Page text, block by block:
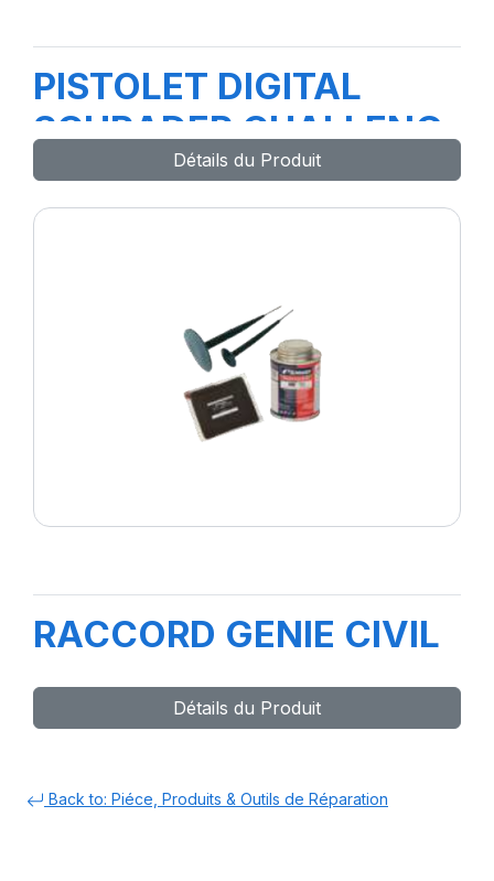
PISTOLET DIGITAL
SCHRADER CHALLENG
Détails du Produit
RACCORD GENIE CIVIL
Détails du Produit
Back to: Piéce, Produits & Outils de Réparation